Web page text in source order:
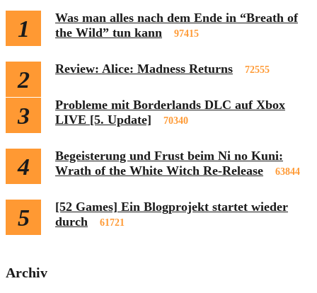
1
Was man alles nach dem Ende in “Breath of
the Wild” tun kann
97415
2 Review: Alice: Madness Returns 72555
3
Probleme mit Borderlands DLC auf Xbox
LIVE [5. Update]
70340
4
Begeisterung und Frust beim Ni no Kuni:
Wrath of the White Witch Re-Release
63844
5
[52 Games] Ein Blogprojekt startet wieder
durch
61721
Archiv